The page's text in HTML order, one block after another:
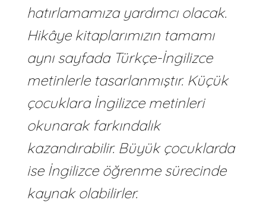
hatırlamamıza yardımcı olacak.
Hikâye kitaplarımızın tamamı
aynı sayfada Türkçe-İngilizce
metinlerle tasarlanmıştır. Küçük
çocuklara İngilizce metinleri
okunarak farkındalık
kazandırabilir. Büyük çocuklarda
ise İngilizce öğrenme sürecinde
kaynak olabilirler.